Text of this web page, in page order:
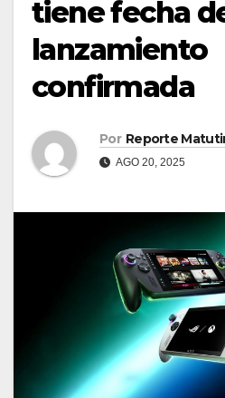
tiene fecha
lanzamiento
confirmada
Por Reporte
AGO 20, 2025